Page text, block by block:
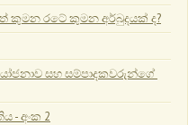
කුමන රටේ කුමන අර්බුදයක් ද?
සහ සම්පාදකවරුන්ගේ
- අංක 2